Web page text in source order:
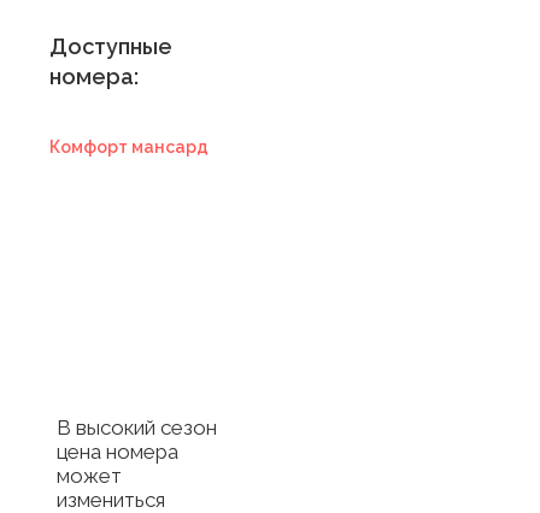
Доступные
номера:
Комфорт мансард
В высокий сезон
цена номера
может
измениться